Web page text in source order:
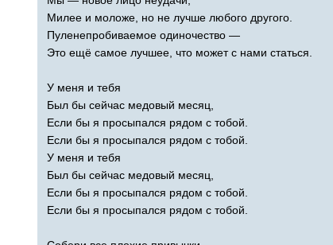
Милее и моложе, но не лучше любого другого.
Пуленепробиваемое одиночество —
Это ещё самое лучшее, что может с нами статься.
У меня и тебя
Был бы сейчас медовый месяц,
Если бы я просыпался рядом с тобой.
Если бы я просыпался рядом с тобой.
У меня и тебя
Был бы сейчас медовый месяц,
Если бы я просыпался рядом с тобой.
Если бы я просыпался рядом с тобой.